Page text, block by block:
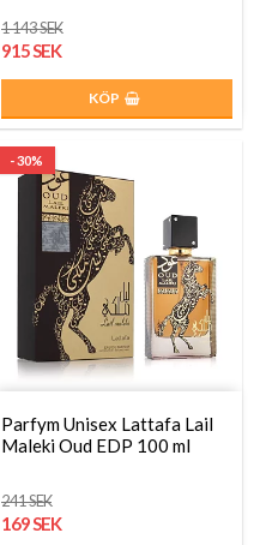
1 143 SEK
915 SEK
KÖP
- 30%
Parfym Unisex Lattafa Lail
Maleki Oud EDP 100 ml
241 SEK
169 SEK